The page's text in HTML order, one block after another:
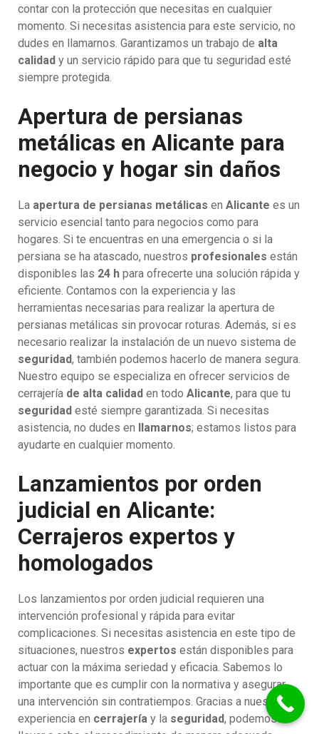
contar con la protección que necesitas en cualquier
momento. Si necesitas asistencia para este servicio, no
dudes en llamarnos. Garantizamos un trabajo de alta
calidad y un servicio rápido para que tu seguridad esté
siempre protegida.
Apertura de persianas
metálicas en Alicante para
negocio y hogar sin daños
La apertura de persianas metálicas en Alicante es un
servicio esencial tanto para negocios como para
hogares. Si te encuentras en una emergencia o si la
persiana se ha atascado, nuestros profesionales están
disponibles las 24 h para ofrecerte una solución rápida y
eficiente. Contamos con la experiencia y las
herramientas necesarias para realizar la apertura de
persianas metálicas sin provocar roturas. Además, si es
necesario realizar la instalación de un nuevo sistema de
seguridad, también podemos hacerlo de manera segura.
Nuestro equipo se especializa en ofrecer servicios de
cerrajería de alta calidad en todo Alicante, para que tu
seguridad esté siempre garantizada. Si necesitas
asistencia, no dudes en
llamarnos; estamos listos para
ayudarte en cualquier momento.
Lanzamientos por orden
judicial en Alicante:
Cerrajeros expertos y
homologados
Los lanzamientos por orden judicial requieren una
intervención profesional y rápida para evitar
complicaciones. Si necesitas asistencia en este tipo de
situaciones, nuestros expertos están disponibles para
actuar con la máxima seriedad y eficacia. Sabemos lo
importante que es cumplir con la normativa y asegurar
una intervención sin contratiempos. Gracias a nuestra
experiencia en cerrajería y la seguridad, podemos